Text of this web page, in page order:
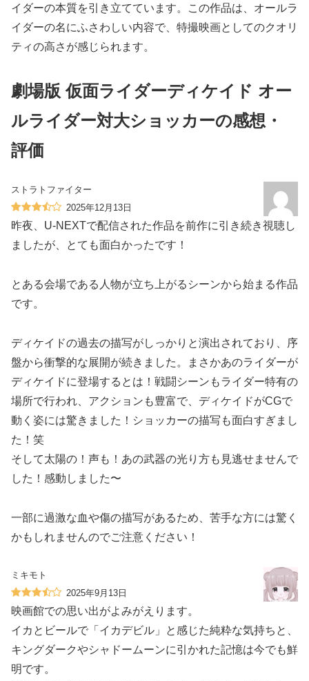
イダーの本質を引き立てています。この作品は、オールラ
イダーの名にふさわしい内容で、特撮映画としてのクオリ
ティの高さが感じられます。
劇場版 仮面ライダーディケイド オー
ルライダー対大ショッカーの感想・
評価
ストラトファイター
2025年12月13日
昨夜、U-NEXTで配信された作品を前作に引き続き視聴し
ましたが、とても面白かったです！
とある会場である人物が立ち上がるシーンから始まる作品
です。
ディケイドの過去の描写がしっかりと演出されており、序
盤から衝撃的な展開が続きました。まさかあのライダーが
ディケイドに登場するとは！戦闘シーンもライダー特有の
場所で行われ、アクションも豊富で、ディケイドがCGで
動く姿には驚きました！ショッカーの描写も面白すぎまし
た！笑
そして太陽の！声も！あの武器の光り方も見逃せませんで
した！感動しました〜
一部に過激な血や傷の描写があるため、苦手な方には驚く
かもしれませんのでご注意ください！
ミキモト
2025年9月13日
映画館での思い出がよみがえります。
イカとビールで「イカデビル」と感じた純粋な気持ちと、
キングダークやシャドームーンに引かれた記憶は今でも鮮
明です。